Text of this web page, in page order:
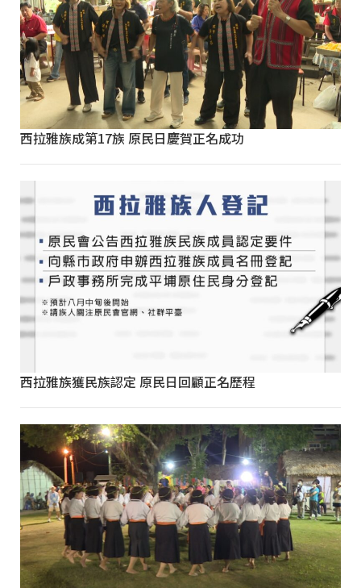
西拉雅族成第17族 原民日慶賀正名成功
西拉雅族獲民族認定 原民日回顧正名歷程